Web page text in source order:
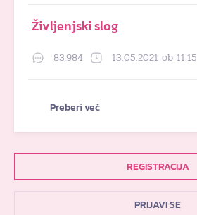
Življenjski slog
83,984 13.05.2021 ob 11:15
Preberi več
REGISTRACIJA
PRIJAVI SE